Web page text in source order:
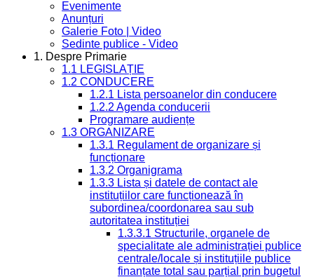
Evenimente
Anunțuri
Galerie Foto | Video
Sedinte publice - Video
1. Despre Primarie
1.1 LEGISLAȚIE
1.2 CONDUCERE
1.2.1 Lista persoanelor din conducere
1.2.2 Agenda conducerii
Programare audiențe
1.3 ORGANIZARE
1.3.1 Regulament de organizare și
funcționare
1.3.2 Organigrama
1.3.3 Lista și datele de contact ale
instituțiilor care funcționează în
subordinea/coordonarea sau sub
autoritatea instituției
1.3.3.1 Structurile, organele de
specialitate ale administrației publice
centrale/locale și instituțiile publice
finanțate total sau parțial prin bugetul